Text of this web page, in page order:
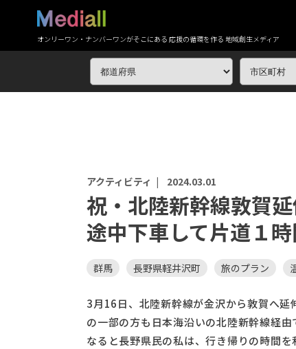
オンリーワン・ナンバーワンがそこにある 応援の循環を作る 地域創生メディア
アクティビティ | 2024.03.01
祝・北陸新幹線敦賀
途中下車して片道１時
群馬 長野県軽井沢町 旅のプラン
3月16日、北陸新幹線が金沢から敦賀へ
の一部の方も日本海沿いの北陸新幹線経
なると長野県民の私は、行き帰りの時間